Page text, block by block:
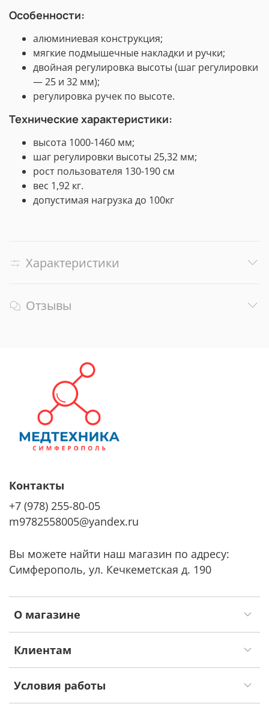
Особенности:
алюминиевая конструкция;
мягкие подмышечные накладки и ручки;
двойная регулировка высоты (шаг регулировки
— 25 и 32 мм);
регулировка ручек по высоте.
Технические характеристики:
высота 1000-1460 мм;
шаг регулировки высоты 25,32 мм;
рост пользователя 130-190 см
вес 1,92 кг.
допустимая нагрузка до 100кг
Характеристики
Отзывы
О магазине
Клиентам
Условия работы
Контакты
+7 (978) 255-80-05
m9782558005@yandex.ru
Вы можете найти наш магазин по адресу:
Симферополь, ул. Кечкеметская д. 190